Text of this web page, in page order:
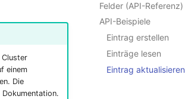
Felder (API-Referenz)
API-Beispiele
Eintrag erstellen
Einträge lesen
Eintrag aktualisieren
einem
Die